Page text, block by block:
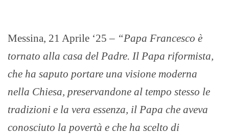
Messina, 21 Aprile ‘25 – “Papa Francesco è
tornato alla casa del Padre. Il Papa riformista,
che ha saputo portare una visione moderna
nella Chiesa, preservandone al tempo stesso le
tradizioni e la vera essenza, il Papa che aveva
conosciuto la povertà e che ha scelto di